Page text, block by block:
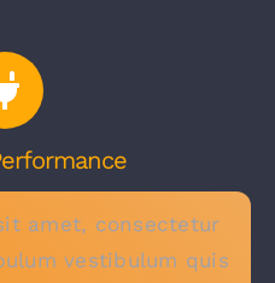
amet, consectetur
vestibulum quis